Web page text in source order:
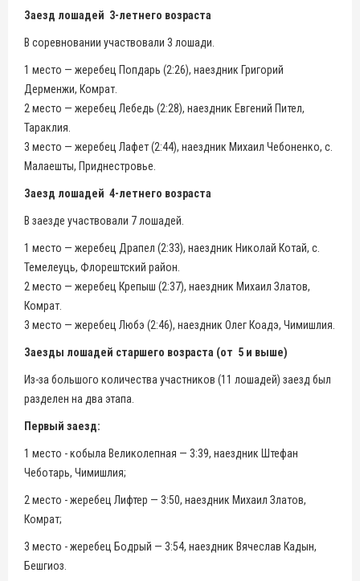
Заезд лошадей 3-летнего возраста
В соревновании участвовали 3 лошади.
1 место — жеребец Попдарь (2:26), наездник Григорий
Дерменжи, Комрат.
2 место — жеребец Лебедь (2:28), наездник Евгений Пител,
Тараклия.
3 место — жеребец Лафет (2:44), наездник Михаил Чебоненко, с.
Малаешты, Приднестровье.
Заезд лошадей 4-летнего возраста
В заезде участвовали 7 лошадей.
1 место — жеребец Драпел (2:33), наездник Николай Котай, с.
Темелеуць, Флорештский район.
2 место — жеребец Крепыш (2:37), наездник Михаил Златов,
Комрат.
3 место — жеребец Любэ (2:46), наездник Олег Коадэ, Чимишлия.
Заезды лошадей старшего возраста (от 5 и выше)
Из-за большого количества участников (11 лошадей) заезд был
разделен на два этапа.
Первый заезд:
1 место - кобыла Великолепная — 3:39, наездник Штефан
Чеботарь, Чимишлия;
2 место - жеребец Лифтер — 3:50, наездник Михаил Златов,
Комрат;
3 место - жеребец Бодрый — 3:54, наездник Вячеслав Кадын,
Бешгиоз.